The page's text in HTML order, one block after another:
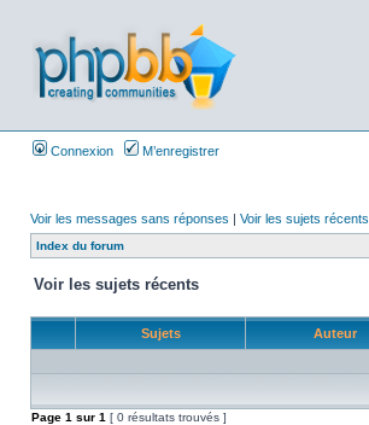
Connexion M’enregistrer
Voir les messages sans réponses | Voir les sujets récents
Index du forum
Voir les sujets récents
Sujets Auteur
Page 1 sur 1 [ 0 résultats trouvés ]